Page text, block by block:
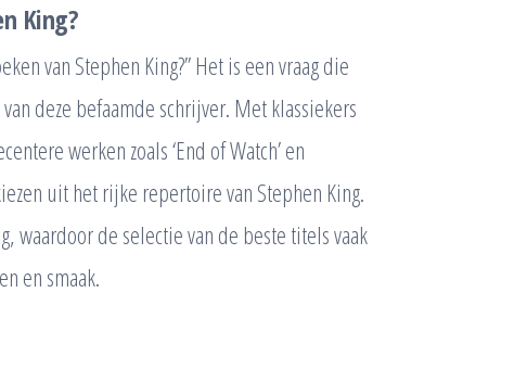
King?
van Stephen King?” Het is een vraag die
deze befaamde schrijver. Met klassiekers
werken zoals ‘End of Watch’ en
uit het rijke repertoire van Stephen King.
waardoor de selectie van de beste titels vaak
en smaak.